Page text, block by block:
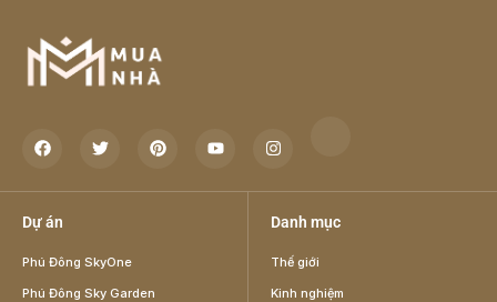
Dự án
Phú Đông SkyOne
Phú Đông Sky Garden
Danh mục
Thế giới
Kinh nghiệm